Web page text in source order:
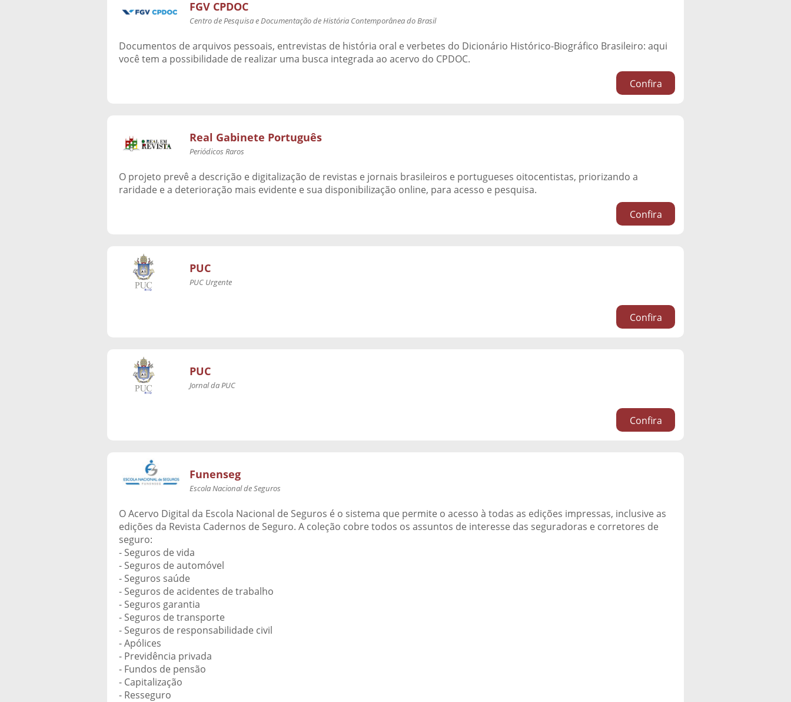
FGV CPDOC
Centro de Pesquisa e Documentação de História Contemporânea do Brasil
Documentos de arquivos pessoais, entrevistas de história oral e verbetes do Dicionário Histórico-Biográfico Brasileiro: aqui
você tem a possibilidade de realizar uma busca integrada ao acervo do CPDOC.
Confira
Real Gabinete Português
Periódicos Raros
O projeto prevê a descrição e digitalização de revistas e jornais brasileiros e portugueses oitocentistas, priorizando a
raridade e a deterioração mais evidente e sua disponibilização online, para acesso e pesquisa.
Confira
PUC
PUC Urgente
Confira
PUC
Jornal da PUC
Confira
Funenseg
Escola Nacional de Seguros
O Acervo Digital da Escola Nacional de Seguros é o sistema que permite o acesso à todas as edições impressas, inclusive as
edições da Revista Cadernos de Seguro. A coleção cobre todos os assuntos de interesse das seguradoras e corretores de
seguro:
- Seguros de vida
- Seguros de automóvel
- Seguros saúde
- Seguros de acidentes de trabalho
- Seguros garantia
- Seguros de transporte
- Seguros de responsabilidade civil
- Apólices
- Previdência privada
- Fundos de pensão
- Capitalização
- Resseguro